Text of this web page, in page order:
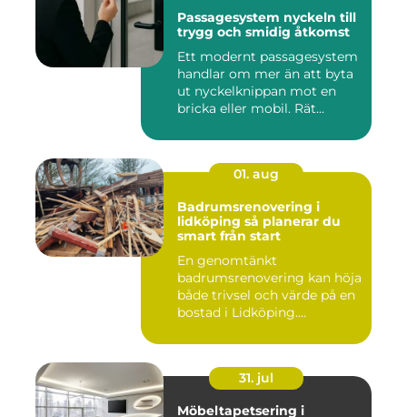
Passagesystem nyckeln till
trygg och smidig åtkomst
Ett modernt passagesystem
handlar om mer än att byta
ut nyckelknippan mot en
bricka eller mobil. Rät...
01. aug
Badrumsrenovering i
lidköping så planerar du
smart från start
En genomtänkt
badrumsrenovering kan höja
både trivsel och värde på en
bostad i Lidköping.
31. jul
Möbeltapetsering i